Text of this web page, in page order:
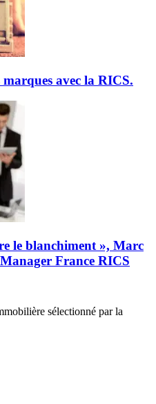
avec la RICS.
le blanchiment », Marc
France RICS
sélectionné par la